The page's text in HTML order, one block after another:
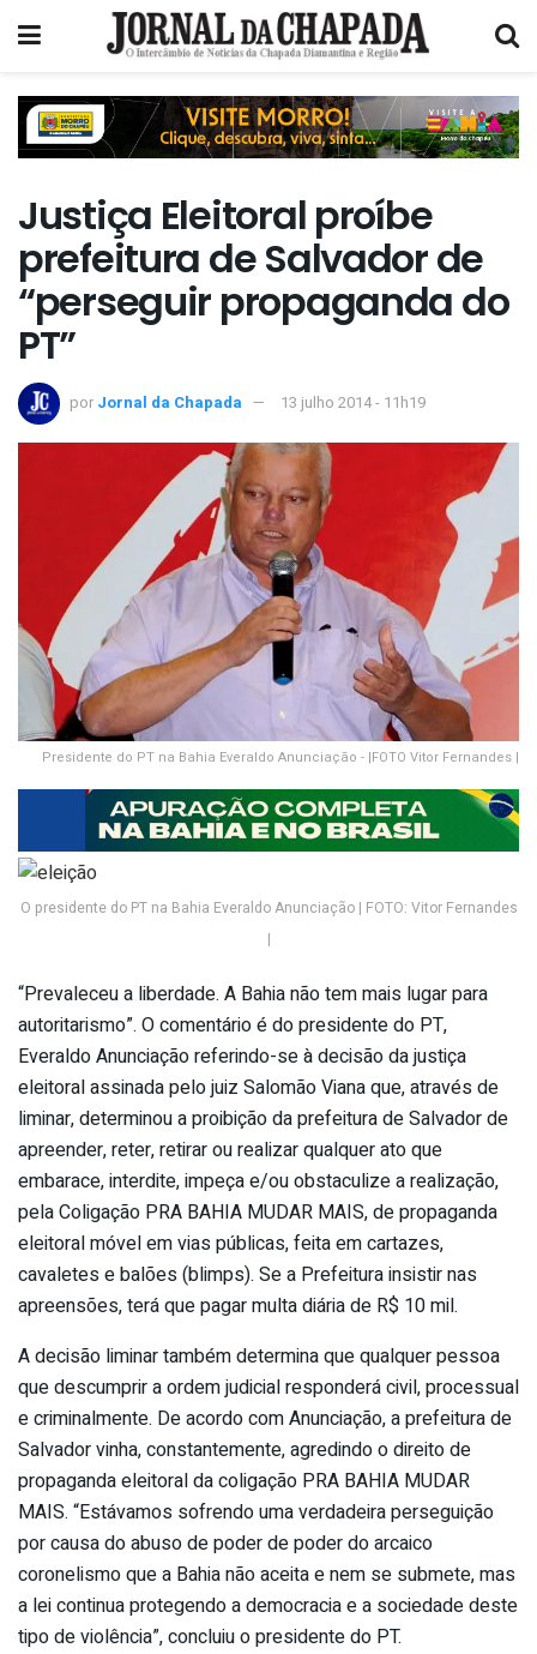
Justiça Eleitoral proíbe
prefeitura de Salvador de
“perseguir propaganda do
PT”
por Jornal da Chapada 13 julho 2014 - 11h19
Presidente do PT na Bahia Everaldo Anunciação - |FOTO Vitor Fernandes |
O presidente do PT na Bahia Everaldo Anunciação | FOTO: Vitor Fernandes
|
“Prevaleceu a liberdade. A Bahia não tem mais lugar para
autoritarismo”. O comentário é do presidente do PT,
Everaldo Anunciação referindo-se à decisão da justiça
eleitoral assinada pelo juiz Salomão Viana que, através de
liminar, determinou a proibição da prefeitura de Salvador de
apreender, reter, retirar ou realizar qualquer ato que
embarace, interdite, impeça e/ou obstaculize a realização,
pela Coligação PRA BAHIA MUDAR MAIS, de propaganda
eleitoral móvel em vias públicas, feita em cartazes,
cavaletes e balões (blimps). Se a Prefeitura insistir nas
apreensões, terá que pagar multa diária de R$ 10 mil.
A decisão liminar também determina que qualquer pessoa
que descumprir a ordem judicial responderá civil, processual
e criminalmente. De acordo com Anunciação, a prefeitura de
Salvador vinha, constantemente, agredindo o direito de
propaganda eleitoral da coligação PRA BAHIA MUDAR
MAIS. “Estávamos sofrendo uma verdadeira perseguição
por causa do abuso de poder de poder do arcaico
coronelismo que a Bahia não aceita e nem se submete, mas
a lei continua protegendo a democracia e a sociedade deste
tipo de violência”, concluiu o presidente do PT.